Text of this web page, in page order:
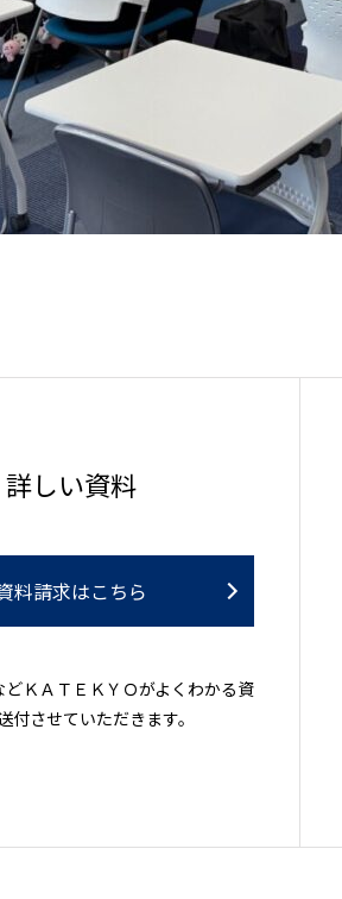
詳しい資料
料請求はこちら
ＫＡＴＥＫＹＯがよくわかる資
付させていただきます。